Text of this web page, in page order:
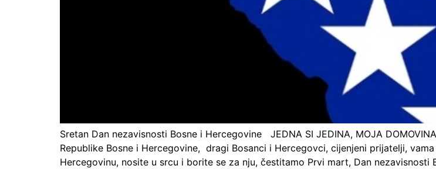
Sretan Dan nezavisnosti Bosne i Hercegovine JEDNA SI JEDINA, MOJA
Republike Bosne i Hercegovine, dragi Bosanci i Hercegovci, cijenjeni prijatelji,
Hercegovinu, nosite u srcu i borite se za nju, čestitamo Prvi mart, Dan nezavisnosti